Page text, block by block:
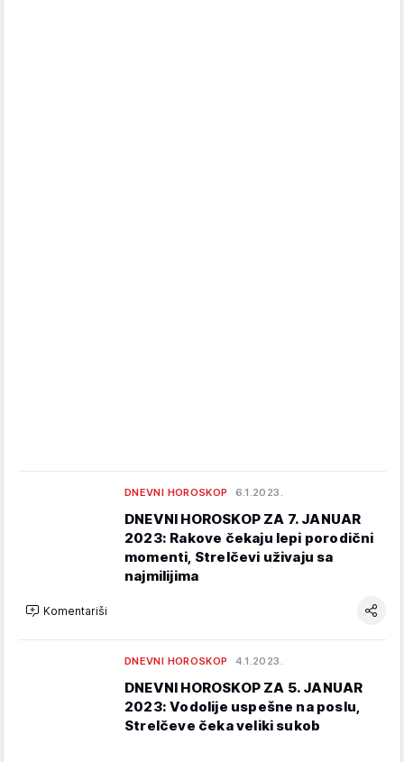
DNEVNI HOROSKOP 6.1.2023.
DNEVNI HOROSKOP ZA 7. JANUAR
2023: Rakove čekaju lepi porodični
momenti, Strelčevi uživaju sa
najmilijima
Komentariši
DNEVNI HOROSKOP 4.1.2023.
DNEVNI HOROSKOP ZA 5. JANUAR
2023: Vodolije uspešne na poslu,
Strelčeve čeka veliki sukob